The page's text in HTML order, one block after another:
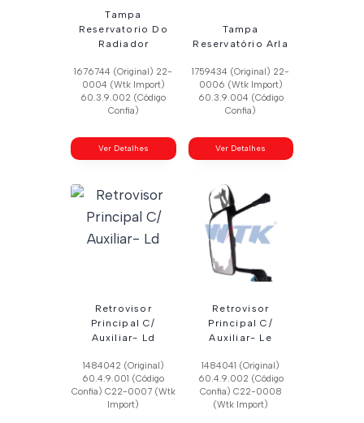
Tampa
Reservatorio Do
Radiador
1676744 (Original) 22-
0004 (Wtk Import)
60.3.9.002 (Código
Confia)
Ver Detalhes
Tampa
Reservatório Arla
1759434 (Original) 22-
0006 (Wtk Import)
60.3.9.004 (Código
Confia)
Ver Detalhes
Retrovisor
Principal C/
Auxiliar- Ld
1484042 (Original)
60.4.9.001 (Código
Confia) C22-0007 (Wtk
Import)
Retrovisor
Principal C/
Auxiliar- Le
1484041 (Original)
60.4.9.002 (Código
Confia) C22-0008
(Wtk Import)